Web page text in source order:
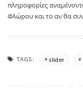
πληροφορίες
Φλώρου και το αν θα
TAGS: slider